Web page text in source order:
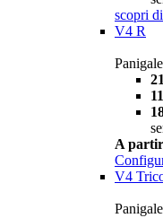
scopri
V4 R
A
V4